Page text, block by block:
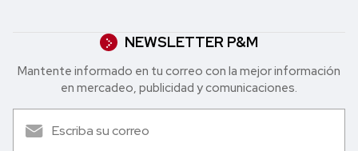
NEWSLETTER P&M
Mantente informado en tu correo con la mejor in formación
en mercadeo, publicidad y comunicaciones.